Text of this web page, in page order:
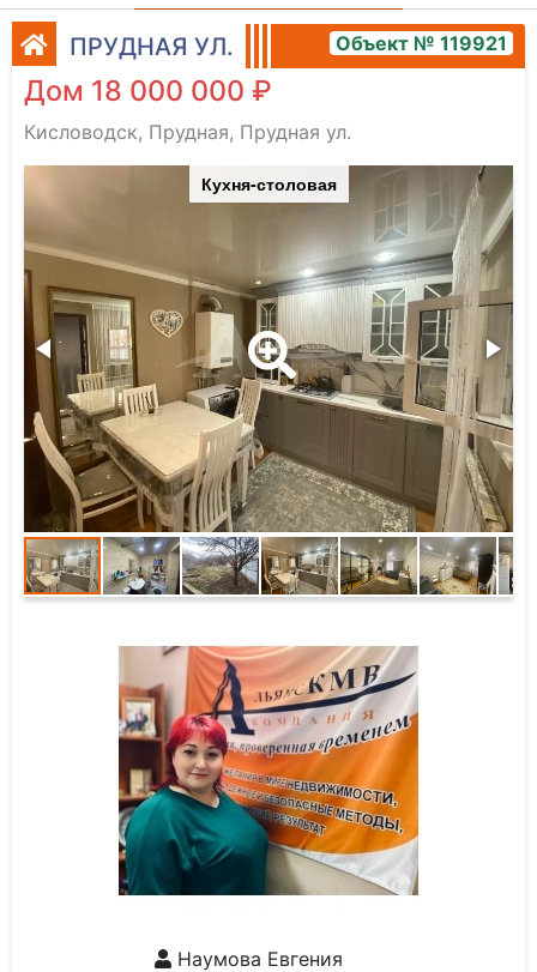
ПРУДНАЯ УЛ. Объект № 119921
Дом 18 000 000 ₽
Кисловодск, Прудная, Прудная ул.
Кухня-столовая
Наумова Евгения